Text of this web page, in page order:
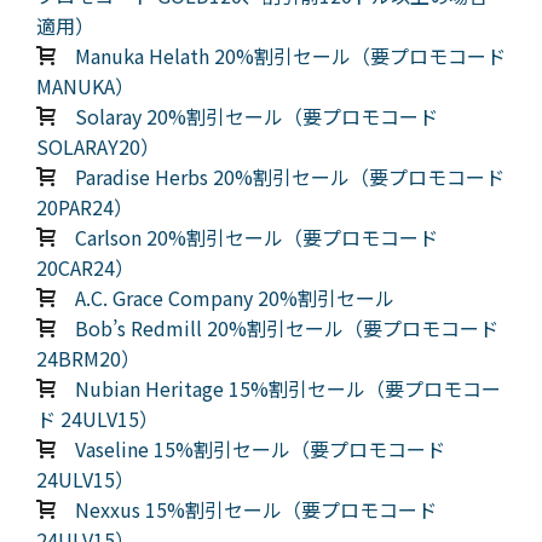
適用）
Manuka Helath 20%割引セール（要プロモコード
MANUKA）
Solaray 20%割引セール（要プロモコード
SOLARAY20）
Paradise Herbs 20%割引セール（要プロモコード
20PAR24）
Carlson 20%割引セール（要プロモコード
20CAR24）
A.C. Grace Company 20%割引セール
Bob’s Redmill 20%割引セール（要プロモコード
24BRM20）
Nubian Heritage 15%割引セール（要プロモコー
ド 24ULV15）
Vaseline 15%割引セール（要プロモコード
24ULV15）
Nexxus 15%割引セール（要プロモコード